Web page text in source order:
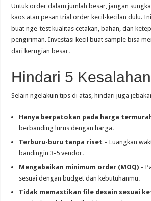
Untuk order dalam jumlah besar, jangan
kaos atau pesan trial order kecil-kecilan dulu.
buat nge-test kualitas cetakan, bahan, dan
pengiriman. Investasi kecil buat sample bisa
dari kerugian besar.
Hindari 5
Selain ngelakuin tips di atas, hindari juga
Hanya berpatokan pada harga
berbanding lurus dengan harga.
Terburu-buru tanpa riset – Luangkan
bandingin 3-5 vendor.
Mengabaikan minimum order (MOQ) –
sesuai dengan budget dan kebutuhanmu.
Tidak memastikan file desain sesuai